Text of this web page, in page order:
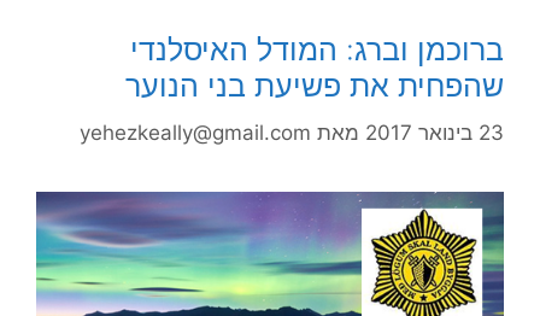
ברוכמן וברג: המודל האיסלנדי
שהפחית את פשיעת בני הנוער
23 בינואר 2017 מאת yehezkeally@gmail.com